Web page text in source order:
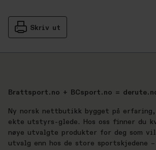
Skriv ut
Brattsport.no + BCsport.no =
Ny norsk nettbutikk bygget på erfaring,
ekte utstyrs-glede. Hos oss finner du
nøye utvalgte produkter for deg som
utvalg enn hos de store sportskjedene